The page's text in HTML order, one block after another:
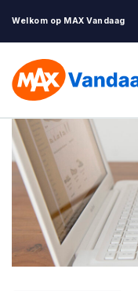
Welkom op MAX Vandaag